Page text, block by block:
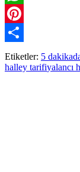
WhatsApp
Pinterest
Paylaş
Etiketler: 5
halley tarifiyalancı